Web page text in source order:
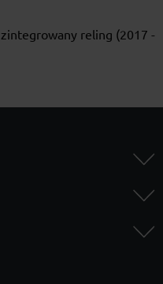
reling (2017 -